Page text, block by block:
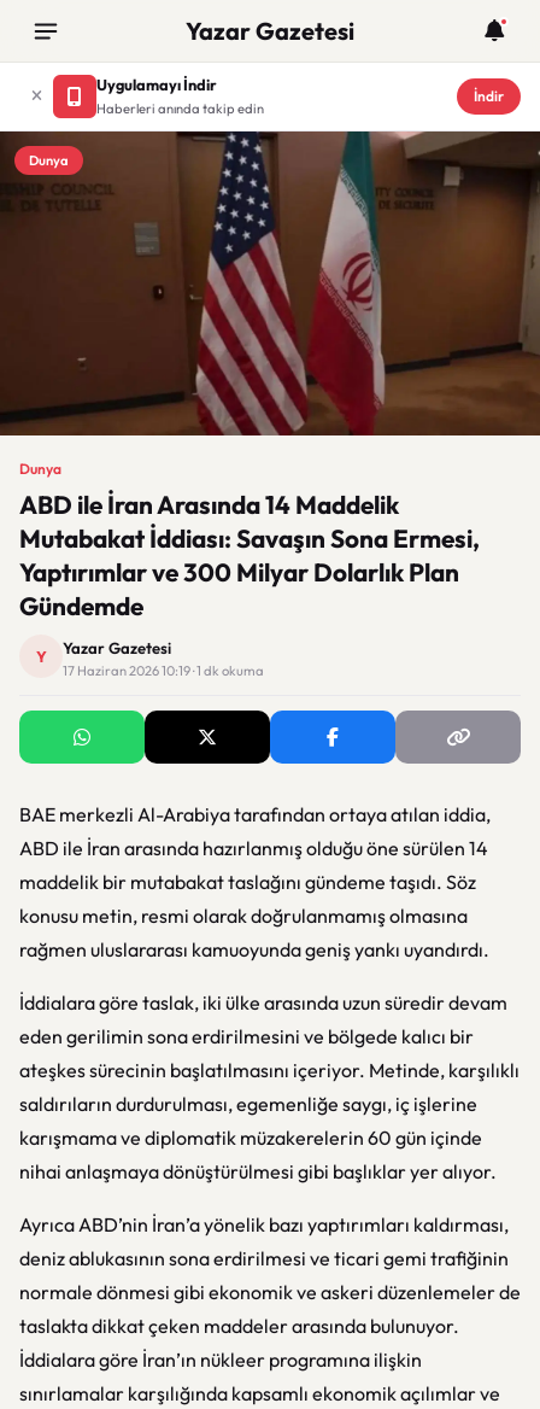
Yazar Gazetesi
Uygulamayı İndir
Haberleri anında takip edin
İndir
Dunya
Dunya
ABD ile İran Arasında 14 Maddelik
Mutabakat İddiası: Savaşın Sona Ermesi,
Yaptırımlar ve 300 Milyar Dolarlık Plan
Gündemde
Y Yazar Gazetesi
17 Haziran 2026 10:19 · 1 dk okuma
BAE merkezli Al-Arabiya tarafından ortaya atılan iddia,
ABD ile İran arasında hazırlanmış olduğu öne sürülen 14
maddelik bir mutabakat taslağını gündeme taşıdı. Söz
konusu metin, resmi olarak doğrulanmamış olmasına
rağmen uluslararası kamuoyunda geniş yankı uyandırdı.
İddialara göre taslak, iki ülke arasında uzun süredir devam
eden gerilimin sona erdirilmesini ve bölgede kalıcı bir
ateşkes sürecinin başlatılmasını içeriyor. Metinde, karşılıklı
saldırıların durdurulması, egemenliğe saygı, iç işlerine
karışmama ve diplomatik müzakerelerin 60 gün içinde
nihai anlaşmaya dönüştürülmesi gibi başlıklar yer alıyor.
Ayrıca ABD’nin İran’a yönelik bazı yaptırımları kaldırması,
deniz ablukasının sona erdirilmesi ve ticari gemi trafiğinin
normale dönmesi gibi ekonomik ve askeri düzenlemeler de
taslakta dikkat çeken maddeler arasında bulunuyor.
İddialara göre İran’ın nükleer programına ilişkin
sınırlamalar karşılığında kapsamlı ekonomik açılımlar ve